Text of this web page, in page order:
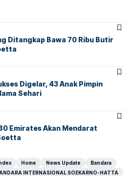
Ditangkap Bawa 70 Ribu Butir
Digelar, 43 Anak Pimpin
Sehari
Emirates Akan Mendarat
Home News Update
Bandara
INTERNASIONAL SOEKARNO-HATTA